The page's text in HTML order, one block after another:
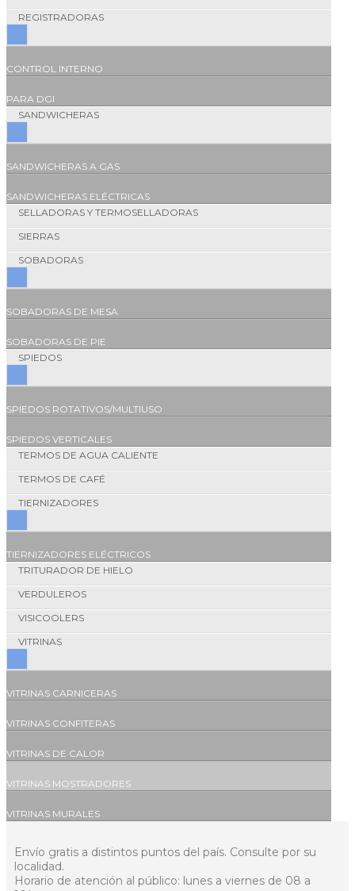
REGISTRADORAS
CONTROL INTERNO
PARA DGI
SANDWICHERAS
SANDWICHERAS A GAS
SANDWICHERAS ELÉCTRICAS
SELLADORAS Y TERMOSELLADORAS
SIERRAS
SOBADORAS
SOBADORAS DE MESA
SOBADORAS DE PIE
SPIEDOS
SPIEDOS ROTATIVOS/MULTIUSO
SPIEDOS VERTICALES
TERMOS DE AGUA CALIENTE
TERMOS DE CAFÉ
TIERNIZADORES
TIERNIZADORES ELÉCTRICOS
TRITURADOR DE HIELO
VERDULEROS
VISICOOLERS
VITRINAS
VITRINAS CARNICERAS
VITRINAS CONFITERAS
VITRINAS DE CALOR
VITRINAS MOSTRADORES
VITRINAS MURALES
Envío gratis a distintos puntos del país. Consulte por su
localidad.
Horario de atención al público: lunes a viernes de 08 a